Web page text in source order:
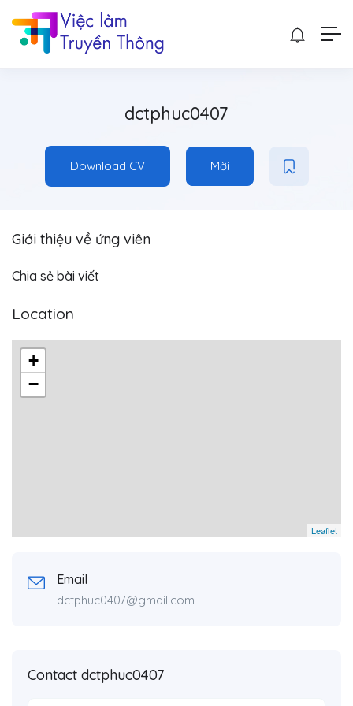
dctphuc0407
Download CV Mời
Giới thiệu về ứng viên
Chia sẻ bài viết
Location
+
−
Leaflet
Email
dctphuc0407@gmail.com
Contact dctphuc0407